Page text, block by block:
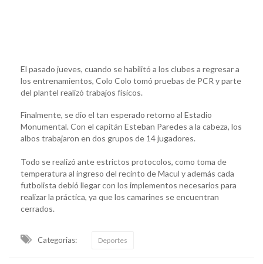
El pasado jueves, cuando se habilitó a los clubes a regresar a
los entrenamientos, Colo Colo tomó pruebas de PCR y parte
del plantel realizó trabajos físicos.
Finalmente, se dio el tan esperado retorno al Estadio
Monumental. Con el capitán Esteban Paredes a la cabeza, los
albos trabajaron en dos grupos de 14 jugadores.
Todo se realizó ante estrictos protocolos, como toma de
temperatura al ingreso del recinto de Macul y además cada
futbolista debió llegar con los implementos necesarios para
realizar la práctica, ya que los camarines se encuentran
cerrados.
Categorias: Deportes